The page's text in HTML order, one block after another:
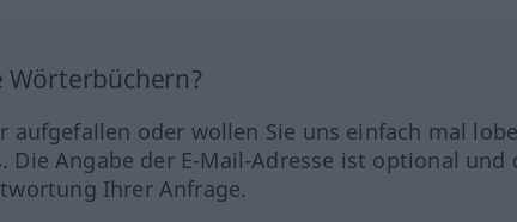
Wörterbüchern?
aufgefallen oder wollen Sie uns einfach mal
Die Angabe der E-Mail-Adresse ist optional und
Ihrer Anfrage.